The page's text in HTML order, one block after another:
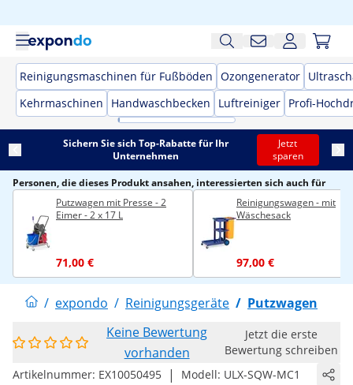
Reinigungsmaschinen für Fußböden Ozongenerator
Kehrmaschinen
Handwaschbecken Luftreiniger Profi-
Sichern Sie sich Top-Rabatte für Ihr
Unternehmen
Jetzt
sparen
Personen, die dieses Produkt ansahen, interessierten sich auch für
Putzwagen mit Presse - 2
Eimer - 2 x 17 L
71,00 €
Reinigungswagen - mit
Wäschesack
97,00 €
/ expondo / Reinigungsgeräte / Putzwagen
Keine Bewertung
vorhanden
Jetzt die erste
Bewertung schreiben
Artikelnummer: EX10050495 | Modell: ULX-SQW-MC1